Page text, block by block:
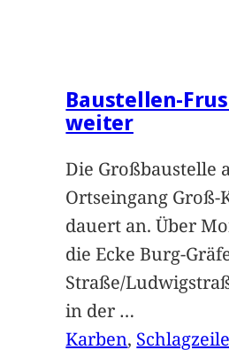
Baustellen-
weiter
Die Großbaustelle
Ortseingang Groß-
dauert an. Über
die Ecke Burg-
Straße/
in der …
Karben,